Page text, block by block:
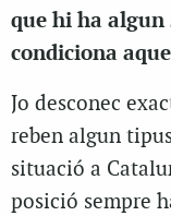
que hi ha algun
condiciona
Jo desconec
reben algun
situació a
posició sempre